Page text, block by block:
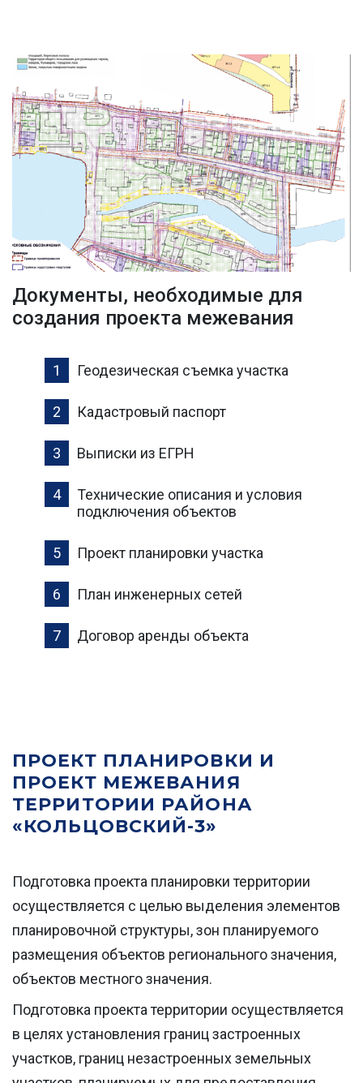
Документы, необходимые для
создания проекта межевания
Геодезическая съемка участка
Кадастровый паспорт
Выписки из ЕГРН
Технические описания и условия
подключения объектов
Проект планировки участка
План инженерных сетей
Договор аренды объекта
ПРОЕКТ ПЛАНИРОВКИ И
ПРОЕКТ МЕЖЕВАНИЯ
ТЕРРИТОРИИ РАЙОНА
«КОЛЬЦОВСКИЙ-3»
Подготовка проекта планировки территории
осуществляется с целью выделения элементов
планировочной структуры, зон планируемого
размещения объектов регионального значения,
объектов местного значения.
Подготовка проекта территории осуществляется
в целях установления границ застроенных
участков, границ незастроенных земельных